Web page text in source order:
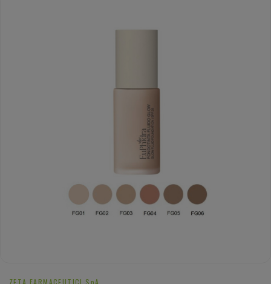
ZETA FARMACEUTICI SpA